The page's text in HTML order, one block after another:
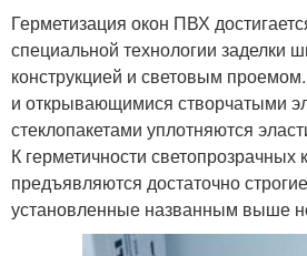
Герметизация окон ПВХ
специальной технологии заделки
конструкцией и световым
и открывающимися створчатыми
стеклопакетами уплотняются
К герметичности светопрозрачных
предъявляются достаточно
установленные названным выше